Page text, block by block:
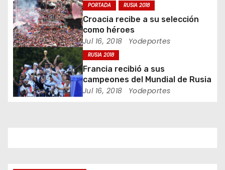
e
e
n
t
r
PORTADA RUSIA 2018
Croacia recibe a su selección
como héroes
Jul 16, 2018 Yodeportes
RUSIA 2018
Francia recibió a sus
campeones del Mundial de Rusia
Jul 16, 2018 Yodeportes